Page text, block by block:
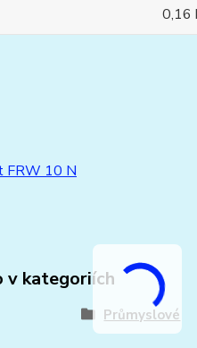
0,16
FRW 10 N
v kategoriích
Průmyslové